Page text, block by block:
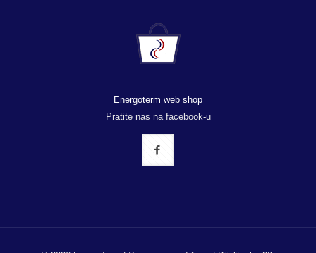
Energoterm web shop
Pratite nas na facebook-u